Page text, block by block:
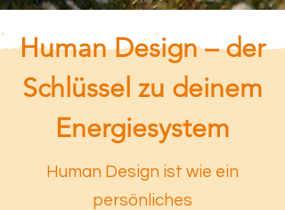
Human Design – der
Schlüssel zu deinem
Energiesystem
Human Design ist wie ein
persönliches